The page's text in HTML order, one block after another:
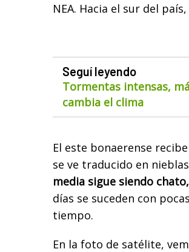
NEA. Hacia el sur del
Seguí leyendo
Tormentas intensas,
cambia el clima
El este bonaerense
se ve traducido en
media sigue siendo chato,
días se suceden con
tiempo.
En la foto de satélite,